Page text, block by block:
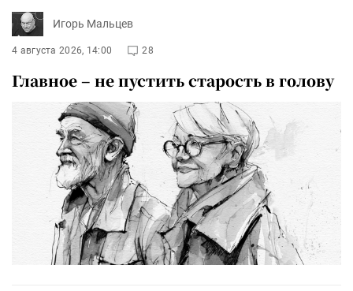
Игорь Мальцев
4 августа 2026, 14:00 28
Главное – не пустить старость в голову